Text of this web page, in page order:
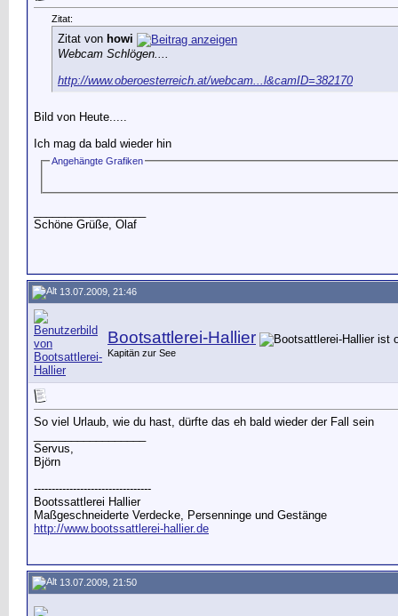
Zitat:
Zitat von howi
Webcam Schlögen....
http://www.oberoesterreich.at/webcam...l&camID=382170
Bild von Heute.....
Ich mag da bald wieder hin
Angehängte Grafiken
Schöne Grüße, Olaf
13.07.2009, 21:46
Bootsattlerei-Hallier
Kapitän zur See
So viel Urlaub, wie du hast, dürfte das eh bald wieder der Fall sein
Servus,
Björn
---------------------------------
Bootssattlerei Hallier
Maßgeschneiderte Verdecke, Persenninge und Gestänge
http://www.bootssattlerei-hallier.de
13.07.2009, 21:50